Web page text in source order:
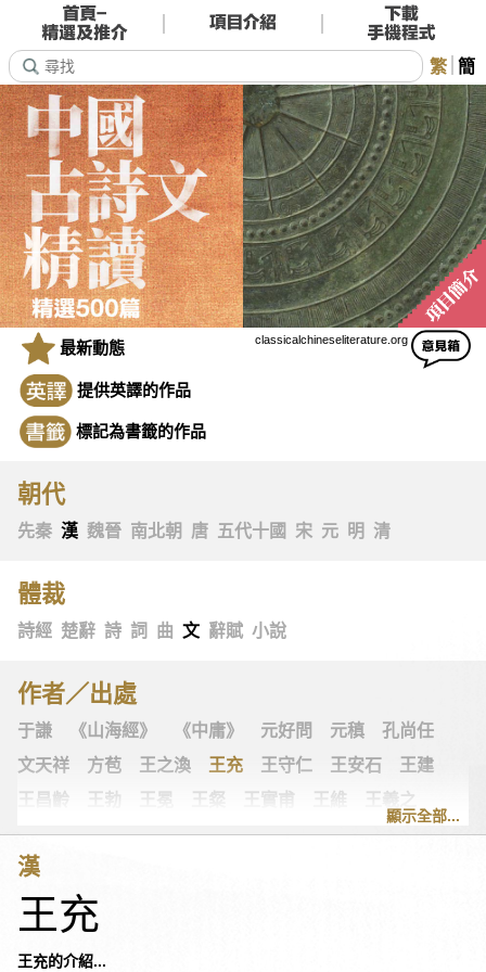
繁 簡
classicalchineseliterature.org
最新動態
提供英譯的作品
標記為書籤的作品
朝代
先秦 漢 魏晉 南北朝 唐 五代十國 宋 元 明 清
體裁
詩經 楚辭 詩 詞 曲 文 辭賦 小說
作者／出處
于謙 《山海經》 《中庸》 元好問 元稹
孔尚任
文天祥
方苞 王之渙 王充 王守仁 王安石
王建
王昌齡
王勃 王冕 王粲 王實甫 王維
王羲之
王翰
王觀 王讜 古詩十九首 古歌謠
史可法
司空圖
《左傳》
朱敦儒
顯示全部...
漢
王充
王充的介紹...